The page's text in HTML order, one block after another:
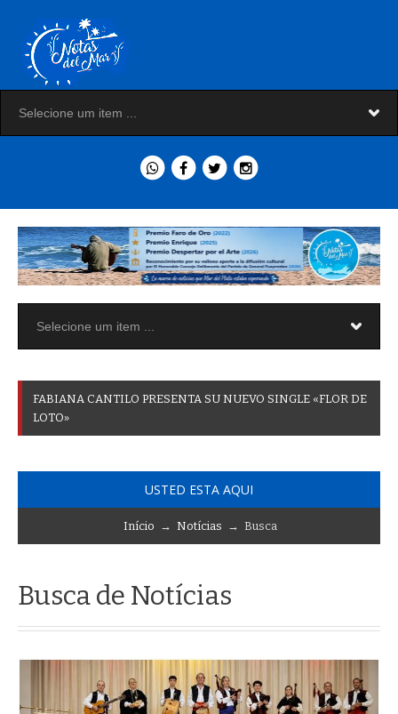
FABIANA CANTILO PRESENTA SU NUEVO SINGLE «FLOR DE
LOTO»
USTED ESTA AQUI
Início → Notícias → Busca
Busca de Notícias